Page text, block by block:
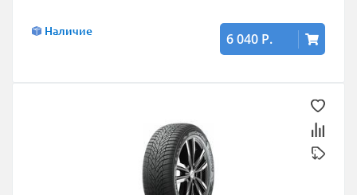
Наличие 6 040 Р.